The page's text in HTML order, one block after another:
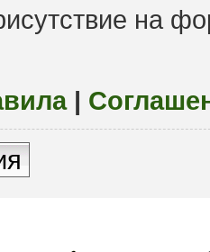
на
|